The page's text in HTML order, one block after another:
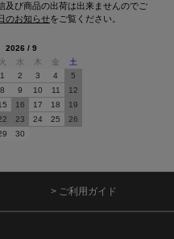
及び商品の出荷は出来ませんのでご
のお知らせをご覧ください。
2026 / 9
火 水 木 金
土
1
2 3 4
5
8 9 10 11
12
16 17 18
19
23 24 25
26
30
> ご利用ガイド